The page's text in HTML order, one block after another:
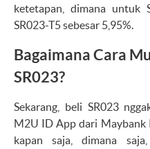
ketetapan, dimana untuk
SR023-T5 sebesar 5,95%.
Bagaimana Cara
SR023?
Sekarang, beli SR023
M2U ID App dari Maybank
kapan saja, dimana